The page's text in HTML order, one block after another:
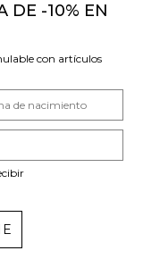
DE -10% EN
con artículos